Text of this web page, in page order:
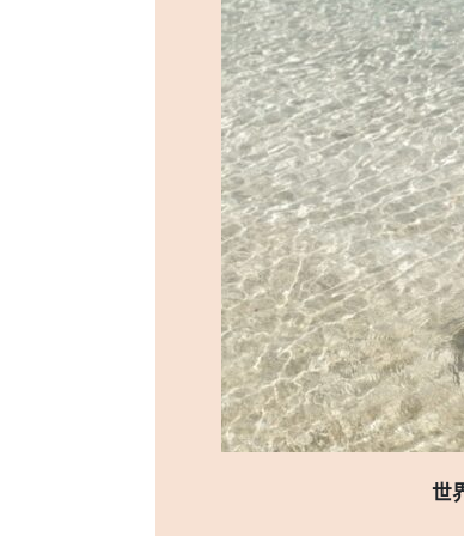
世